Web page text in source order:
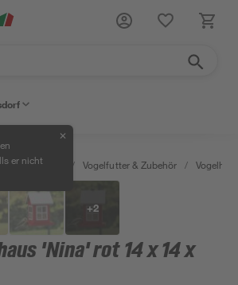
er nicht
✕
/ Tierbedarf / Vogelfutter & Zubehör /
+2
'Nina' rot 14 x 14 x